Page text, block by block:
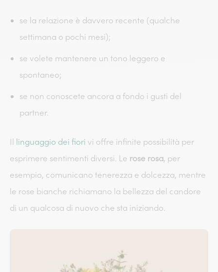
se la relazione è davvero recente (qualche
settimana o pochi mesi);
se volete mantenere un tono leggero e
spontaneo;
se non conoscete ancora a fondo i gusti del
partner.
Il linguaggio dei fiori vi offre infinite possibilità per
esprimere sentimenti diversi. Le rose rosa, per
esempio, comunicano tenerezza e dolcezza, mentre
le rose bianche richiamano la bellezza del candore
di un qualcosa di nuovo che sta iniziando.